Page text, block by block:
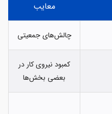
معایب
چالش‌های جمعیتی
کمبود نیروی کار در
بعضی بخش‌ها